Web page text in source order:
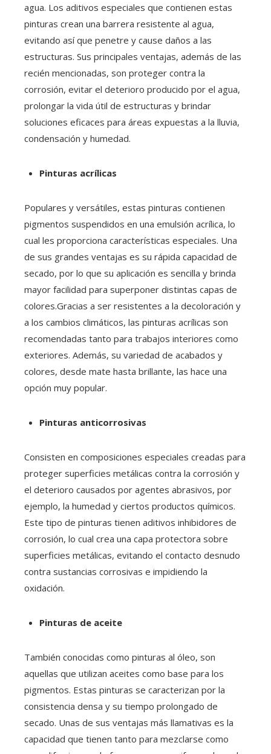
agua. Los aditivos especiales que contienen estas
pinturas crean una barrera resistente al agua,
evitando así que penetre y cause daños a las
estructuras. Sus principales ventajas, además de las
recién mencionadas, son proteger contra la
corrosión, evitar el deterioro producido por el agua,
prolongar la vida útil de estructuras y brindar
soluciones eficaces para áreas expuestas a la lluvia,
condensación y humedad.
Pinturas acrílicas
Populares y versátiles, estas pinturas contienen
pigmentos suspendidos en una emulsión acrílica, lo
cual les proporciona características especiales. Una
de sus grandes ventajas es su rápida capacidad de
secado, por lo que su aplicación es sencilla y brinda
mayor facilidad para superponer distintas capas de
colores.Gracias a ser resistentes a la decoloración y
a los cambios climáticos, las pinturas acrílicas son
recomendadas tanto para trabajos interiores como
exteriores. Además, su variedad de acabados y
colores, desde mate hasta brillante, las hace una
opción muy popular.
Pinturas anticorrosivas
Consisten en composiciones especiales creadas para
proteger superficies metálicas contra la corrosión y
el deterioro causados por agentes abrasivos, por
ejemplo, la humedad y ciertos productos químicos.
Este tipo de pinturas tienen aditivos inhibidores de
corrosión, lo cual crea una capa protectora sobre
superficies metálicas, evitando el contacto desnudo
contra sustancias corrosivas e impidiendo la
oxidación.
Pinturas de aceite
También conocidas como pinturas al óleo, son
aquellas que utilizan aceites como base para los
pigmentos. Estas pinturas se caracterizan por la
consistencia densa y su tiempo prolongado de
secado. Unas de sus ventajas más llamativas es la
capacidad que tienen tanto para mezclarse como